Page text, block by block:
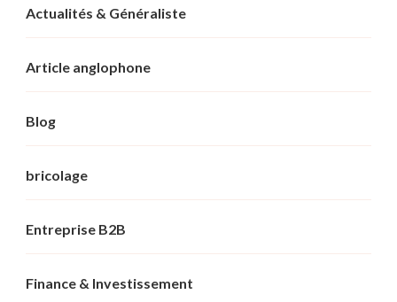
Actualités & Généraliste
Article anglophone
Blog
bricolage
Entreprise B2B
Finance & Investissement